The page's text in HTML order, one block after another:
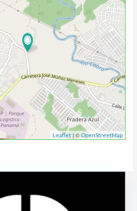
Leaflet | © OpenStreetMap